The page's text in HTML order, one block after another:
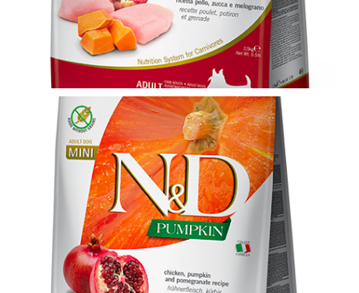
KOMPRESORI
BUŠAČ ZEMLJE
ČEONE/STRIŽNE KOSAČICE
PRSKALICA LEĐNA
PRSKALICE
PERAČ